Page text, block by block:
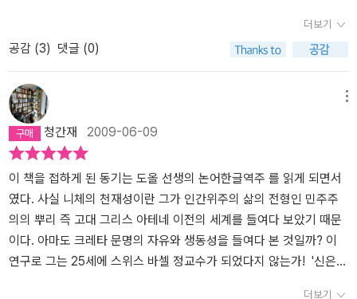
퇴화'라는 생리학적 과정이 동시에 진행되고 있음을 밝힌다. 인간의
평준화와 평범화는 결국 무리동물적인 인간의 형성을 도울 뿐이며,
고귀하면서도 보다 높은 인간 유형을 만들지 못한다는 것이다. 약자
와 불우한 자, 병든 자와 고통받는 자에 대한 동정으로 가득 찬 '그리
스도교의 도덕' 또한 그가 보기엔 '노예 도덕'에 불과할 뿐이다. 그가
보기엔 강자, 지배하는 자, 가치를 창조하는 자의 도덕, 말하자면 '주
인 도덕'이 훨씬 더 고귀하고 추구되어야 할 올바른 방향이다. 그래서
니체는 현대성을 극복할 수 있는 가능성을 바로 '자유정신의 인간'을
육성하는 데서 찾았다. 그는 '미래 철학자'는 '자유 정신'을 지녀야 하
며, '진정한 철학자'는 스스로 자신의 가치를 창조하는 입법자이자 자
기 명령을 할 줄 아는 사람이라고 말한다. 인간의 진정한 과제는 바로
자신의 가치를 창조하는 것이며, 이는 선과 악의 저편에서 '가장 대담
악의 저편, 도덕의 계보’ 또한 어렴풋하게 내가 갖고 있는 생각의 틀을
뿌리까지 쫓아가 흔들어 놓기는 하지만 정작 읽는 도중에는 그가 말
하려는 생각이 도대체 무엇을 말하는 것인지 어리둥절해 하면서 추측
하게만 만들 뿐이다. 나약해지지 말고 강해지도록 자극받고흔들림
없이 의지하기를 독촉당하지만정작 어떻게 극복해내야만 하는지 그
리고 무엇에 충동질을 당해야 하는지는 막연하게만 느껴지게 된다.
그나마 읽기 편한 내용으로 구성되어 있다는 글들이라고 알려져 있기
는 하지만 여전히 알기가 쉽지는 않고 이해되는 것도 부분적이기만
할 뿐이다. 다만 간혹 느껴지는 깊은 통찰력 때문에 그의 글을 여전
히 읽고 싶고 이해하고 싶게 되는 것 같다. 언젠가는 가슴 속 깊이 그
의 논의와 생각을 이해할 수 있는 날이 올 수 있을지 모르겠다. 그런
날이 쉽사리 찾아오진 못하겠지만... 그럼에도 그걸 떠나 그의 글은 읽
더보기
공감 (3) 댓글 (0)
청간재 2009-06-09
이 책을 접하게 된 동기는 도올 선생의 논어한글역주 를 읽게 되면서
였다. 사실 니체의 천재성이란 그가 인간위주의 삶의 전형인 민주주
의의 뿌리 즉 고대 그리스 아테네 이전의 세계를 들여다 보았기 때문
이다. 아마도 크레타 문명의 자유와 생동성을 들여다 본 것일까? 이
연구로 그는 25세에 스위스 바셀 정교수가 되었다지 않는가! '신은
더보기